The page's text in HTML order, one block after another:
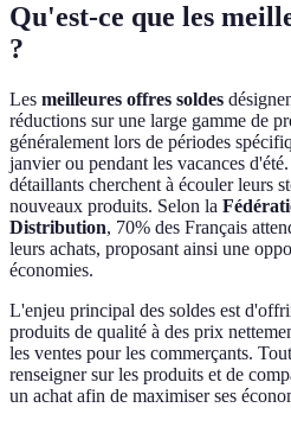
Qu'est-ce que les
?
Les meilleures offres soldes
réductions sur une large gamme de
généralement lors de périodes
janvier ou pendant les vacances
détaillants cherchent à écouler leurs
nouveaux produits. Selon la
Distribution, 70% des Français
leurs achats, proposant ainsi une
économies.
L'enjeu principal des soldes est
produits de qualité à des prix
les ventes pour les commerçants.
renseigner sur les produits et de
un achat afin de maximiser ses